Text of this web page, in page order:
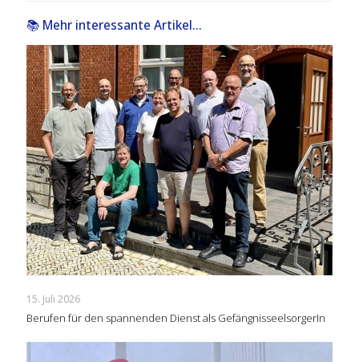
📚 Mehr interessante Artikel...
15. Juli 2026
Berufen für den spannenden Dienst als GefängnisseelsorgerIn